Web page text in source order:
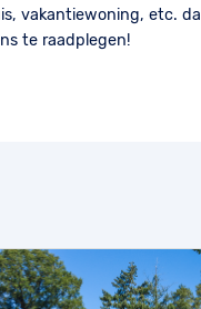
vakantiewoning, etc.
te raadplegen!